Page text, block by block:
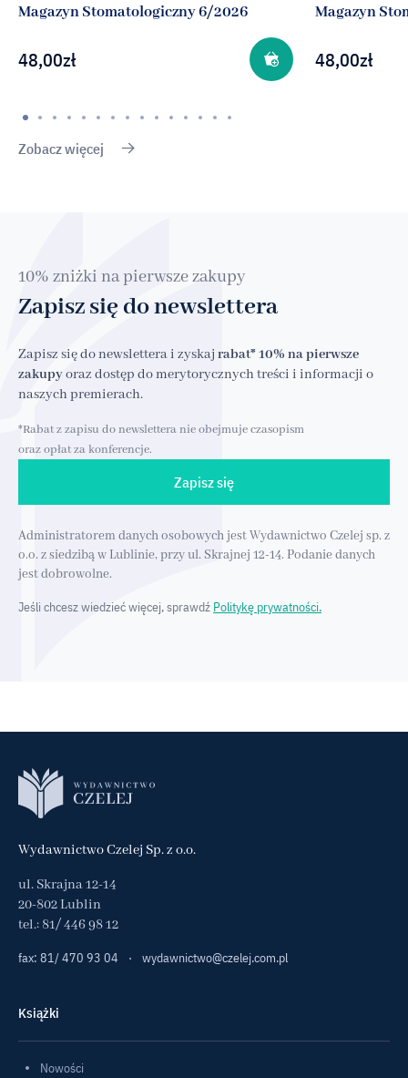
Magazyn Stomatologiczny 6/2026
48,00zł
Magazyn
48,00zł
Zobacz więcej
10% zniżki na pierwsze zakupy
Zapisz się do newslettera
Zapisz się do newslettera i zyskaj rabat* 10% na pierwsze
zakupyoraz dostęp do merytorycznych treści i informacji o
naszych premierach.
*Rabat z zapisu do newslettera nie obejmuje czasopism
oraz opłat za konferencje.
Zapisz się
Administratorem danych osobowych jest Wydawnictwo Czelej sp. z
o.o. z siedzibą w Lublinie, przy ul. Skrajnej 12-14. Podanie danych
jest dobrowolne.
Jeśli chcesz wiedzieć więcej, sprawdź Politykę prywatności.
Wydawnictwo Czelej Sp. z o.o.
ul. Skrajna 12-14
20-802 Lublin
tel.: 81/ 446 98 12
fax: 81/ 470 93 04
· wydawnictwo@czelej.com.pl
Książki
Nowości